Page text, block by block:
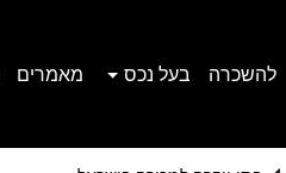
להשכרה בעל נכס מאמרים